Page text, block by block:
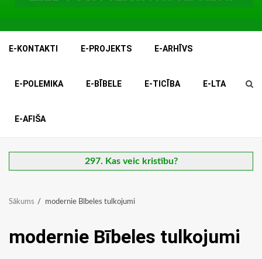
E-KONTAKTI E-PROJEKTS E-ARHĪVS
E-POLEMIKA E-BĪBELE E-TICĪBA E-LTA
E-AFIŠA
297. Kas veic kristību?
Sākums modernie Bībeles tulkojumi
modernie Bībeles tulkojumi